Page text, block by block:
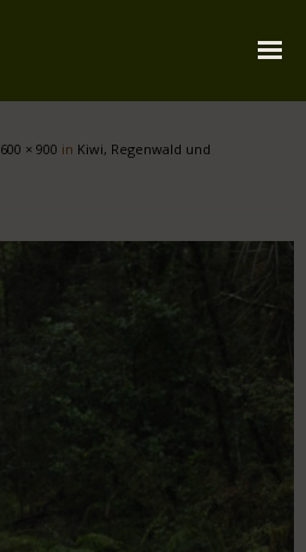
600 × 900 in Kiwi, Regenwald und